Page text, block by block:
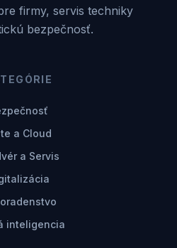
firmy, servis techniky
bezpečnosť.
a Cloud
a Servis
inteligencia